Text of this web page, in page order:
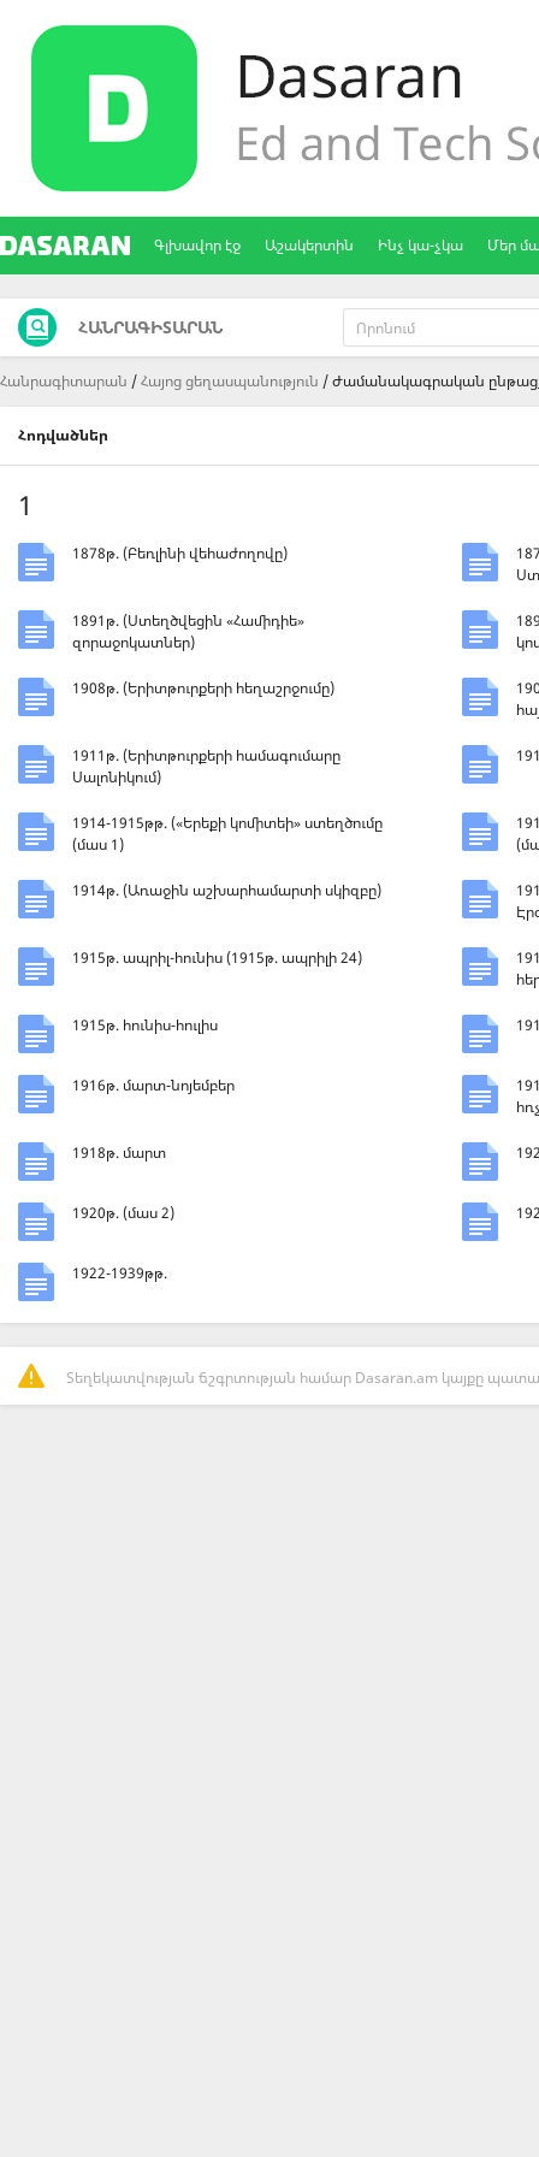
Գլխավոր էջ Աշակերտին Ինչ կա-չկա Մեր
ՀԱՆՐԱԳԻՏԱՐԱՆ
Հանրագիտարան Հայոց ցեղասպանություն Ժամանակագրական
Հոդվածներ
1
1878թ. (Բեռլինի վեհաժողովը)
1891թ. (Ստեղծվեցին «Համիդիե»
զորաջոկատներ)
1908թ. (Երիտթուրքերի հեղաշրջումը)
1911թ. (Երիտթուրքերի համագումարը
Սալոնիկում)
1914-1915թթ. («Երեքի կոմիտեի» ստեղծումը
(մաս 1)
1914թ. (Առաջին աշխարհամարտի սկիզբը)
1915թ. ապրիլ-հունիս (1915թ. ապրիլի 24)
1915թ. հունիս-հուլիս
1916թ. մարտ-նոյեմբեր
1918թ. մարտ
1920թ. (մաս 2)
1922-1939թթ.
Տեղեկատվության ճշգրտության համար Dasaran.am կայքը